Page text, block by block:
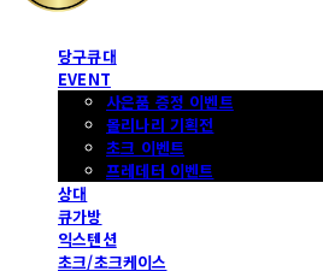
당구큐대
EVENT
사은품 증정 이벤트
몰리나리 기획전
초크 이벤트
프레데터 이벤트
상대
큐가방
익스텐션
초크/초크케이스